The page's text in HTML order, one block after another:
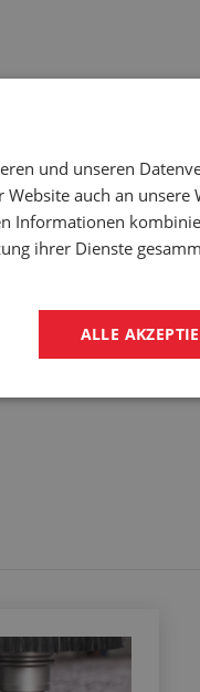
sondern
und unseren
auch an unsere
Informationen
ihrer Dienste
ALLE